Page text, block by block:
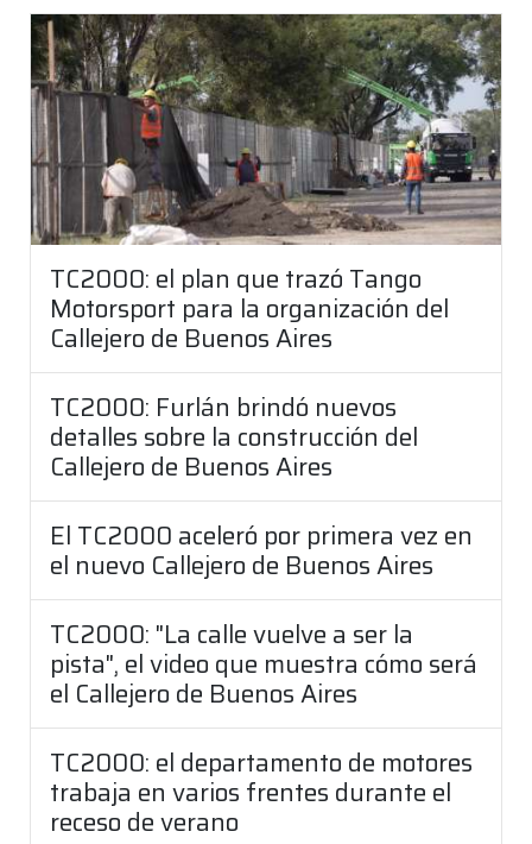
TC2000: el plan que trazó Tango
Motorsport para la organización del
Callejero de Buenos Aires
TC2000: Furlán brindó nuevos
detalles sobre la construcción del
Callejero de Buenos Aires
El TC2000 aceleró por primera vez en
el nuevo Callejero de Buenos Aires
TC2000: "La calle vuelve a ser la
pista", el video que muestra cómo será
el Callejero de Buenos Aires
TC2000: el departamento de motores
trabaja en varios frentes durante el
receso de verano